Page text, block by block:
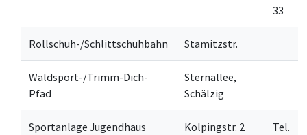
33
Rollschuh-/Schlittschuhbahn Stamitzstr.
Waldsport-/Trimm-Dich-
Pfad
Sternallee,
Schälzig
Sportanlage Jugendhaus
Kolpingstr. 2
Tel.